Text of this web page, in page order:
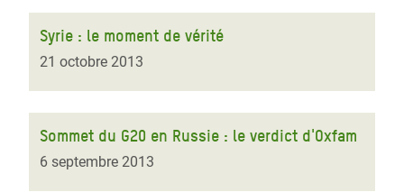
Syrie : le moment de vérité
21 octobre 2013
Sommet du G20 en Russie : le verdict d'Oxfam
6 septembre 2013